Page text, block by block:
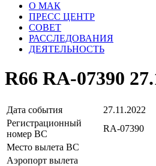
О МАК
ПРЕСС ЦЕНТР
СОВЕТ
РАССЛЕДОВАНИЯ
ДЕЯТЕЛЬНОСТЬ
R66 RA-07390
Дата события
27.11.2022
Регистрационный
номер ВС
RA-07390
Место вылета ВС
Аэропорт вылета